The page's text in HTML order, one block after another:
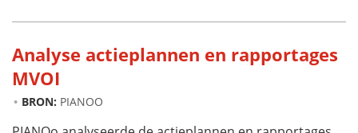
Analyse actieplannen en rapportages
MVOI
BRON: PIANOO